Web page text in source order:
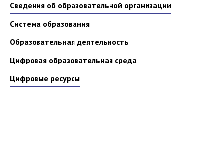
Сведения об образовательной организации
Система образования
Образовательная деятельность
Цифровая образовательная среда
Цифровые ресурсы